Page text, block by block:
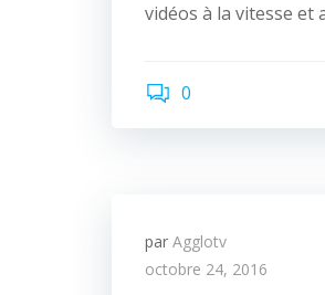
vidéos à la vitesse
0
par Agglotv
octobre 24, 2016